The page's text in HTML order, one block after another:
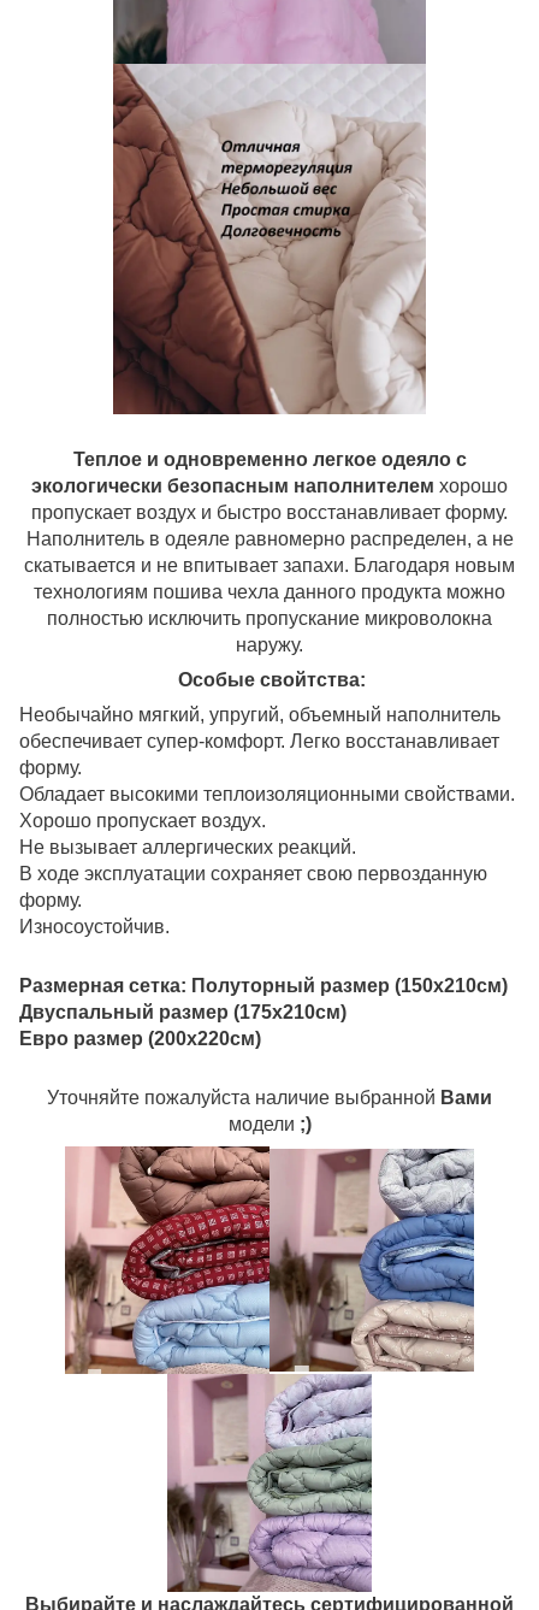
Теплое и одновременно легкое одеяло с
экологически безопасным наполнителем хорошо
пропускает воздух и быстро восстанавливает форму.
Наполнитель в одеяле равномерно распределен, а не
скатывается и не впитывает запахи. Благодаря новым
технологиям пошива чехла данного продукта можно
полностью исключить пропускание микроволокна
наружу.
Особые свойтства:
Необычайно мягкий, упругий, объемный наполнитель
обеспечивает супер-комфорт. Легко восстанавливает
форму.
Обладает высокими теплоизоляционными свойствами.
Хорошо пропускает воздух.
Не вызывает аллергических реакций.
В ходе эксплуатации сохраняет свою первозданную
форму.
Износоустойчив.
Размерная сетка: Полуторный размер (150х210см)
Двуспальный размер (175х210см)
Евро размер (200х220см)
Уточняйте пожалуйста наличие выбранной Вами
модели ;)
Выбирайте и наслаждайтесь сертифицированной